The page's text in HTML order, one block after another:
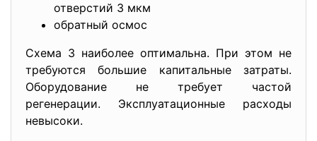
отверстий 3 мкм
обратный осмос
Схема 3 наиболее оптимальна. При этом не
требуются большие капитальные затраты.
Оборудование не требует частой
регенерации. Эксплуатационные расходы
невысоки.